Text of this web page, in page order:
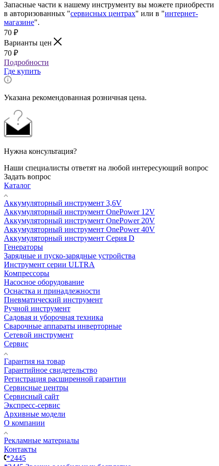
Запасные части к нашему инструменту вы можете приобрести
в авторизованных "сервисных центрах" или в "интернет-
магазине".
70 ₽
Варианты цен
70 ₽
Подробности
Где купить
Указана рекомендованная розничная цена.
Нужна консультация?
Наши специалисты ответят на любой интересующий вопрос
Задать вопрос
Каталог
Аккумуляторный инструмент 3,6V
Аккумуляторный инструмент OnePower 12V
Аккумуляторный инструмент OnePower 20V
Аккумуляторный инструмент OnePower 40V
Аккумуляторный инструмент Серия D
Генераторы
Зарядные и пуско-зарядные устройства
Инструмент серии ULTRA
Компрессоры
Насосное оборудование
Оснастка и принадлежности
Пневматический инструмент
Ручной инструмент
Садовая и уборочная техника
Сварочные аппараты инверторные
Сетевой инструмент
Сервис
Гарантия на товар
Гарантийное свидетельство
Регистрация расширенной гарантии
Сервисные центры
Сервисный сайт
Экспресс-сервис
Архивные модели
О компании
Рекламные материалы
Контакты
*2445